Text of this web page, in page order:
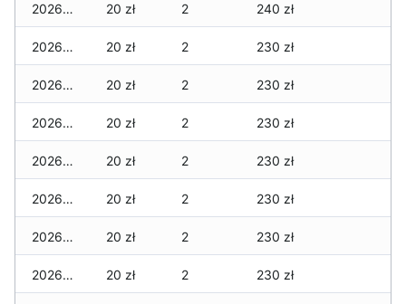
2026-04-18 20 zł 2 240 zł
2026-04-17 20 zł 2 230 zł
2026-04-16 20 zł 2 230 zł
2026-04-15 20 zł 2 230 zł
2026-04-14 20 zł 2 230 zł
2026-04-13 20 zł 2 230 zł
2026-04-12 20 zł 2 230 zł
2026-04-11 20 zł 2 230 zł